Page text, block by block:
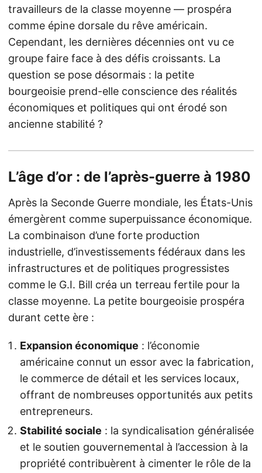
travailleurs de la classe moyenne — prospéra
comme épine dorsale du rêve américain.
Cependant, les dernières décennies ont vu ce
groupe faire face à des défis croissants. La
question se pose désormais : la petite
bourgeoisie prend-elle conscience des réalités
économiques et politiques qui ont érodé son
ancienne stabilité ?
L’âge d’or : de l’après-guerre à 1980
Après la Seconde Guerre mondiale, les États-Unis
émergèrent comme superpuissance économique.
La combinaison d’une forte production
industrielle, d’investissements fédéraux dans les
infrastructures et de politiques progressistes
comme le G.I. Bill créa un terreau fertile pour la
classe moyenne. La petite bourgeoisie prospéra
durant cette ère :
Expansion économique : l’économie
américaine connut un essor avec la fabrication,
le commerce de détail et les services locaux,
offrant de nombreuses opportunités aux petits
entrepreneurs.
Stabilité sociale : la syndicalisation généralisée
et le soutien gouvernemental à l’accession à la
propriété contribuèrent à cimenter le rôle de la